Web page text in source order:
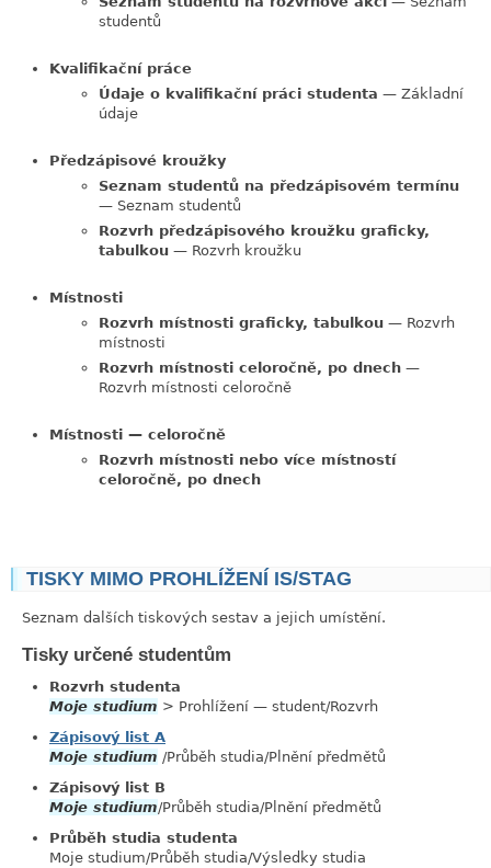
studentů
Kvalifikační práce
Údaje o kvalifikační práci studenta — Základní
údaje
Předzápisové kroužky
Seznam studentů na předzápisovém termínu
— Seznam studentů
Rozvrh předzápisového kroužku graficky,
tabulkou — Rozvrh kroužku
Místnosti
Rozvrh místnosti graficky, tabulkou — Rozvrh
místnosti
Rozvrh místnosti celoročně, po dnech —
Rozvrh místnosti celoročně
Místnosti — celoročně
Rozvrh místnosti nebo více místností
celoročně, po dnech
TISKY MIMO PROHLÍŽENÍ IS/STAG
Seznam dalších tiskových sestav a jejich umístění.
Tisky určené studentům
Rozvrh studenta
Moje studium > Prohlížení — student/Rozvrh
Zápisový list A
Moje studium /Průběh studia/Plnění předmětů
Zápisový list B
Moje studium/Průběh studia/Plnění předmětů
Průběh studia studenta
Moje studium/Průběh studia/Výsledky studia